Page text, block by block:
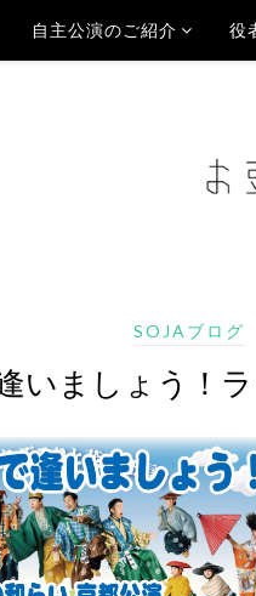
自主公演のご紹介 役
SOJAブログ
いましょう！